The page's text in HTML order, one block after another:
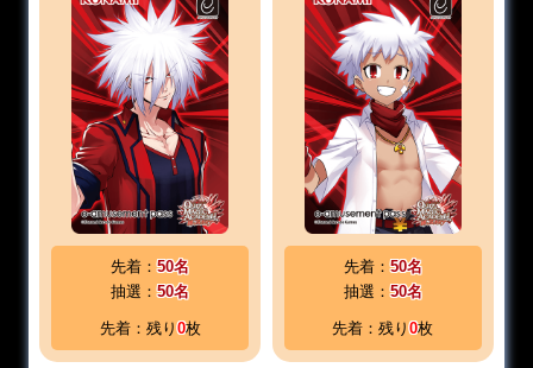
先着：50名
抽選：50名
先着：残り0枚
先着：50名
抽選：50名
先着：残り0枚